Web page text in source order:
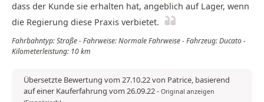
dass der Kunde sie erhalten hat, angeblich auf Lager, wenn
die Regierung diese Praxis verbietet.
Fahrbahntyp: Straße - Fahrweise: Normale Fahrweise - Fahrzeug: Ducato -
Kilometerleistung: 10 km
Übersetzte Bewertung vom 27.10.22 von Patrice, basierend
auf einer Kauferfahrung vom 26.09.22- Original anzeigen